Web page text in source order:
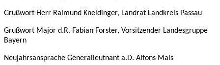
Grußwort Herr Raimund Kneidinger, Landrat Landkreis Passau
Grußwort Major d.R. Fabian Forster, Vorsitzender Landesgruppe
Bayern
Neujahrsansprache Generalleutnant a.D. Alfons Mais